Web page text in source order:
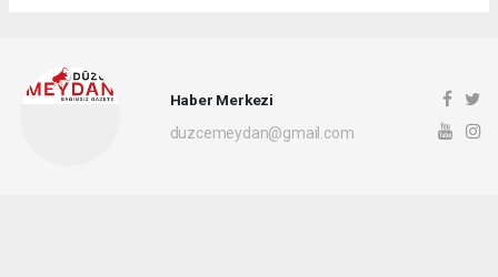
Haber Merkezi
duzcemeydan@gmail.com